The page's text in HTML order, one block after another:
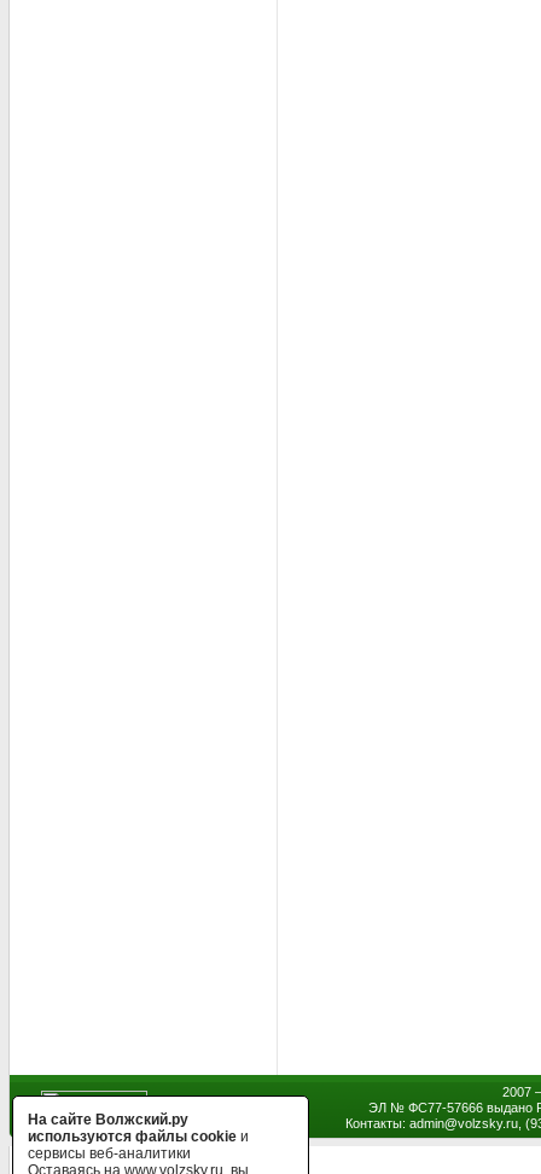
2007
ЭЛ № ФС77-57666 выдано
Контакты: admin@volzsky.ru,
На сайте Волжский.ру
используются файлы cookie и
сервисы веб-аналитики
Оставаясь на www.volzsky.ru, вы